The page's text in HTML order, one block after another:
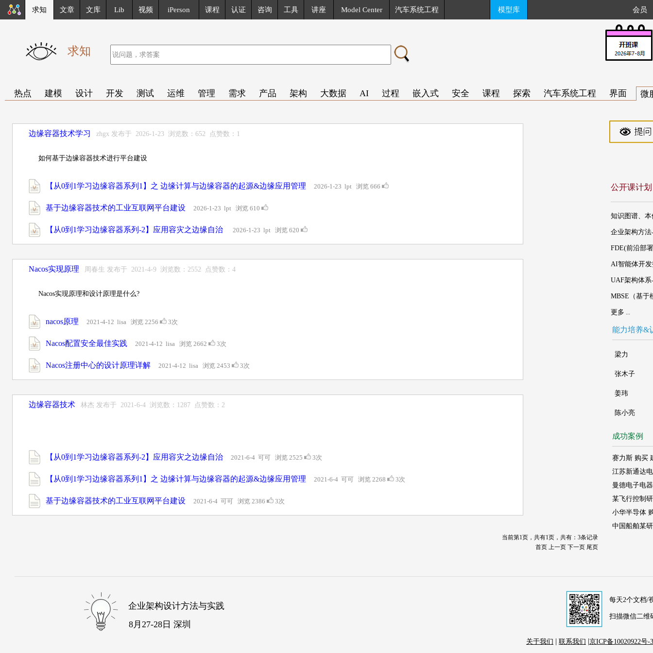
求知 文章 文库 Lib 视频 iPerson 课程 认证 咨询 工具 讲座 Model Center 汽车系统工程 模型库 会员
求知
热点 建模 设计 开发 测试 运维 管理 需求 产品 架构 大数据 AI 过程 嵌入式 安全 课程 探索 汽车系统工程 界面 微
边缘容器技术学习 zhgx 发布于 2026-1-23 浏览数：652 点赞数：1
如何基于边缘容器技术进行平台建设
【从0到1学习边缘容器系列1】之 边缘计算与边缘容器的起源&边缘应用管理 2026-1-23 lpt 浏览 666
基于边缘容器技术的工业互联网平台建设 2026-1-23 lpt 浏览 610
【从0到1学习边缘容器系列-2】应用容灾之边缘自治 2026-1-23 lpt 浏览 620
Nacos实现原理 周春生 发布于 2021-4-9 浏览数：2552 点赞数：4
Nacos实现原理和设计原理是什么?
nacos原理 2021-4-12 lisa 浏览 2256 3次
Nacos配置安全最佳实践 2021-4-12 lisa 浏览 2662 3次
Nacos注册中心的设计原理详解 2021-4-12 lisa 浏览 2453 3次
边缘容器技术 林杰 发布于 2021-6-4 浏览数：1287 点赞数：2
【从0到1学习边缘容器系列-2】应用容灾之边缘自治 2021-6-4 可可 浏览 2525 3次
【从0到1学习边缘容器系列1】之 边缘计算与边缘容器的起源&边缘应用管理 2021-6-4 可可 浏览 2268 3次
基于边缘容器技术的工业互联网平台建设 2021-6-4 可可 浏览 2386 3次
当前第1页，共有1页，共有：3条记录
首页 上一页 下一页 尾页
公开课计划
知识图谱、
企业架构方
FDE(前沿部
AI智能体开
UAF架构体
MBSE（基于
更多 ...
能力培养&
成功案例